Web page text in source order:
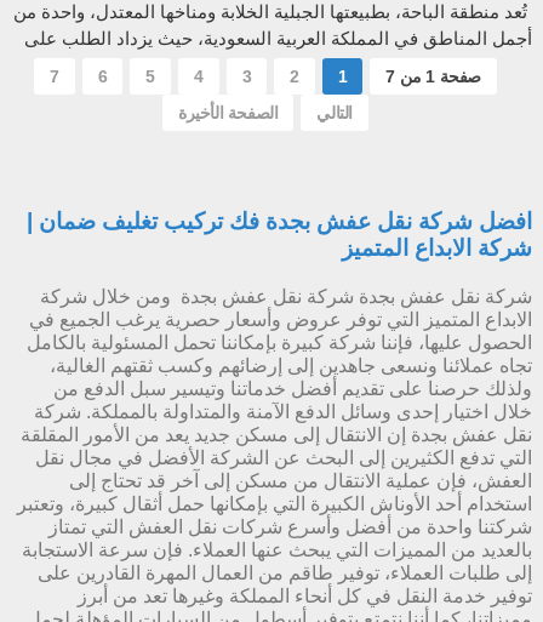
تُعد منطقة الباحة، بطبيعتها الجبلية الخلابة ومناخها المعتدل، واحدة من
أجمل المناطق في المملكة العربية السعودية، حيث يزداد الطلب على
صفحة 1 من 7 1
2
3
4
5
6
7
التالي
الصفحة الأخيرة
افضل شركة نقل عفش بجدة فك تركيب تغليف ضمان |
شركة الابداع المتميز
شركة نقل عفش بجدة شركة نقل عفش بجدة ومن خلال شركة
الابداع المتميز التي توفر عروض وأسعار حصرية يرغب الجميع في
الحصول عليها، فإننا شركة كبيرة بإمكاننا تحمل المسئولية بالكامل
تجاه عملائنا ونسعى جاهدين إلى إرضائهم وكسب ثقتهم الغالية،
ولذلك حرصنا على تقديم أفضل خدماتنا وتيسير سبل الدفع من
خلال اختيار إحدى وسائل الدفع الآمنة والمتداولة بالمملكة. شركة
نقل عفش بجدة إن الانتقال إلى مسكن جديد يعد من الأمور المقلقة
التي تدفع الكثيرين إلى البحث عن الشركة الأفضل في مجال نقل
العفش، فإن عملية الانتقال من مسكن إلى آخر قد تحتاج إلى
استخدام أحد الأوناش الكبيرة التي بإمكانها حمل أثقال كبيرة، وتعتبر
شركتنا واحدة من أفضل وأسرع شركات نقل العفش التي تمتاز
بالعديد من المميزات التي يبحث عنها العملاء. فإن سرعة الاستجابة
إلى طلبات العملاء، توفير طاقم من العمال المهرة القادرين على
توفير خدمة النقل في كل أنحاء المملكة وغيرها تعد من أبرز